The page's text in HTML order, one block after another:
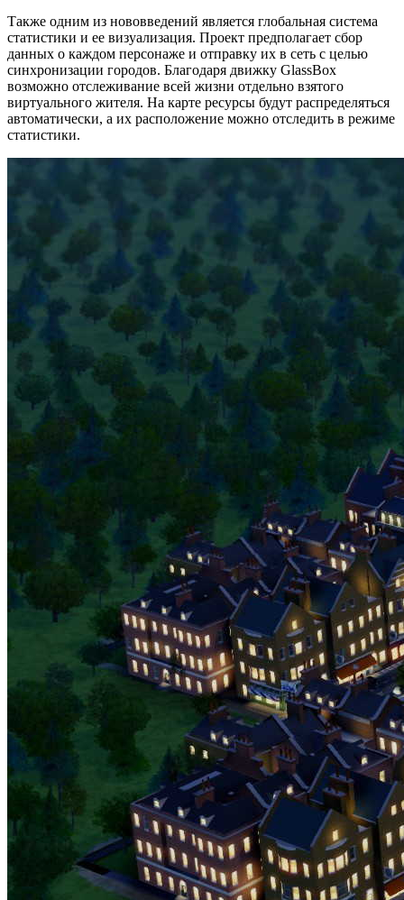
Также одним из нововведений является глобальная система
статистики и ее визуализация. Проект предполагает сбор
данных о каждом персонаже и отправку их в сеть с целью
синхронизации городов. Благодаря движку GlassBox
возможно отслеживание всей жизни отдельно взятого
виртуального жителя. На карте ресурсы будут распределяться
автоматически, а их расположение можно отследить в режиме
статистики.